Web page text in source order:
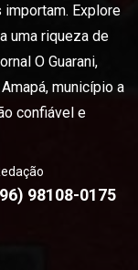
Explore
uma riqueza de
O Guarani,
município a
confiável e
98108-0175